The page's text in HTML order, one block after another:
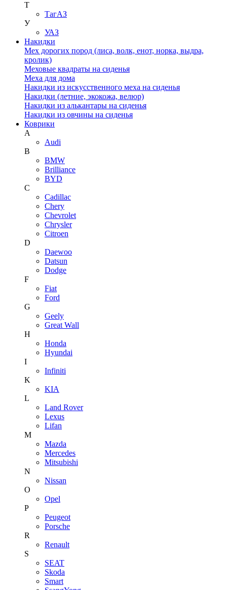
Т
ТагАЗ
У
УАЗ
Накидки
Мех дорогих пород (лиса, волк, енот, норка, выдра,
кролик)
Меховые квадраты на сиденья
Меха для дома
Накидки из искусственного меха на сиденья
Накидки (летние, экокожа, велюр)
Накидки из алькантары на сиденья
Накидки из овчины на сиденья
Коврики
A
Audi
B
BMW
Brilliance
BYD
C
Cadillac
Chery
Chevrolet
Chrysler
Citroen
D
Daewoo
Datsun
Dodge
F
Fiat
Ford
G
Geely
Great Wall
H
Honda
Hyundai
I
Infiniti
K
KIA
L
Land Rover
Lexus
Lifan
M
Mazda
Mercedes
Mitsubishi
N
Nissan
O
Opel
P
Peugeot
Porsche
R
Renault
S
SEAT
Skoda
Smart